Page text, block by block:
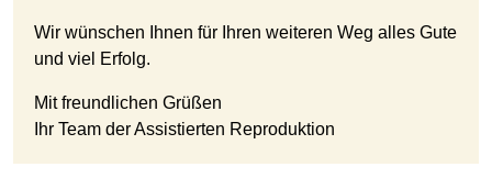
Wir wünschen Ihnen für Ihren weiteren Weg alles Gute
und viel Erfolg.
Mit freundlichen Grüßen
Ihr Team der Assistierten Reproduktion